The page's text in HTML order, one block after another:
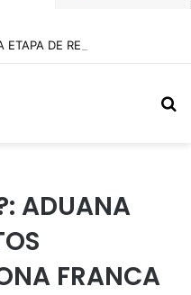
ADUANA
FRANCA